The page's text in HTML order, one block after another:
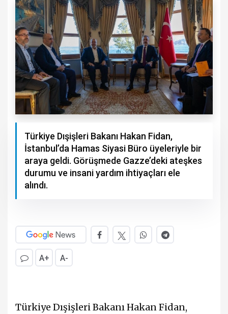
Türkiye Dışişleri Bakanı Hakan Fidan,
İstanbul’da Hamas Siyasi Büro üyeleriyle bir
araya geldi. Görüşmede Gazze’deki ateşkes
durumu ve insani yardım ihtiyaçları ele
alındı.
A+ A-
Türkiye Dışişleri Bakanı Hakan Fidan,